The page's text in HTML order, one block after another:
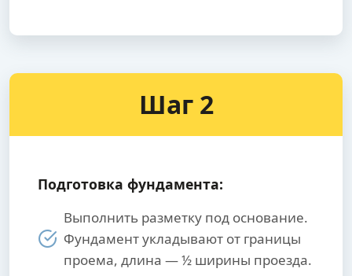
Шаг 2
Подготовка фундамента:
Выполнить разметку под основание.
Фундамент укладывают от границы
проема, длина — ½ ширины проезда.